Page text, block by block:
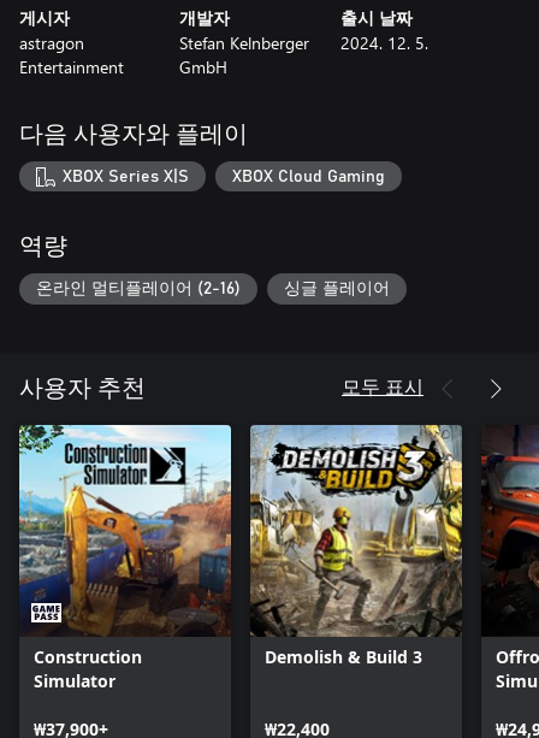
따라 역이나 야드 등의 인프라를 구축하세요. 또한, 다양한 상징
적인 건물과 물건을 지어 철도 네트워크를 위한 아름다운 주변 환
경을 조성할 수도 있습니다.
깊이 있는 철도 시뮬레이션을 제공하기 위해 채택한 최신 Unreal
Engine 5 물리 시스템으로 실감 나는 철도를 직접 체험해 보세요.
모든 충돌과 힘이 실시간으로 동적 렌더링되어 더욱더 실감 나게
기차를 운행할 수 있게 해줍니다. 그러니 기차가 탈선되지 않도록
명의 플레이어와 함께 Railroads Online을 플레이할 수 있으며 친
구들과 멀티플레이 세션에서 최고의 기차 시뮬레이션을 즐길 수
있다는 것입니다. 함께 선로를 설치하고 협력하여 기차를 원활하
게 움직이거나 독립적으로 플레이하면서 성과를 공유하세요. 진
개척자 DLC로 미지의 땅을 정복하는 첫 번째 주인공이 되어 보세
요. 이 팩에는 펜실베니아의 Bells Gap Railroad에서 제작한 탄수
차 기관차 Bell’s Gap 0-6-0이 포함되어 있습니다. 이 15톤 무게의
0-6-0은 Bell’s Mills에서 Lloyd까지 8.5마일의 노선을 따라 화물과
승객을 운송한 최초의 엔진이었습니다. 이 0-6-0 증기 엔진은 업
무 전환과 가벼운 화물 운송에 적합하죠. 개척자 DLC에는 원래
콜로라도의 레드 마운틴 마을 철도 삼각 교차점에 있던 Red
Mountain Depot 건물도 포함되어 있습니다. 또한, Montezuma
엔진을 위한 특별한 Lake Valley 스킨도 기대해 보세요.
Explorer DLC Pack:
보세요. 길들여지지 않은 땅을 탐험하며 다양한 식물과 동물 그리
게시자
astragon
Entertainment
개발자
Stefan Kelnberger
GmbH
출시 날짜
2024. 12. 5.
다음 사용자와 플레이
XBOX Series X|S XBOX Cloud Gaming
역량
온라인 멀티플레이어 (2-16) 싱글 플레이어
사용자 추천 모두 표시
Construction
Simulator
₩37,900+
Demolish & Build 3
₩22,400